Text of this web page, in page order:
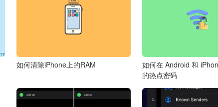
如何清除iPhone上的RAM
如何在 Android 和
的热点密码